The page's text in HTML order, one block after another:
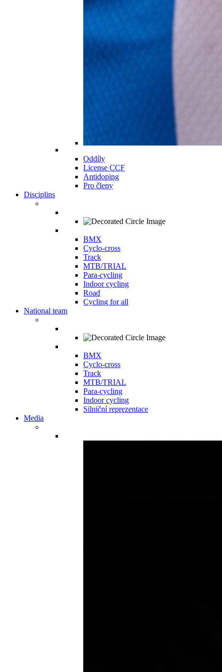
Oddíly
License CCF
Antidoping
Pro členy
Disciplins
BMX
Cyclo-cross
Track
MTB/TRIAL
Para-cycling
Indoor cycling
Road
Cycling for all
National team
BMX
Cyclo-cross
Track
MTB/TRIAL
Para-cycling
Indoor cycling
Silniční reprezentace
Media